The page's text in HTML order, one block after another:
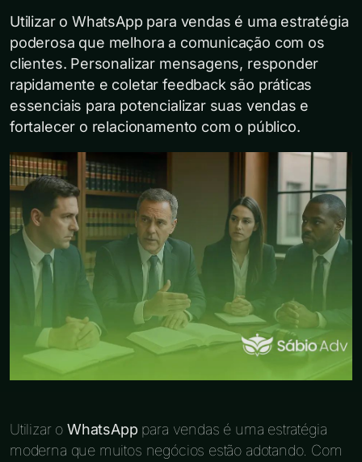
Utilizar o WhatsApp para vendas é uma estratégia
poderosa que melhora a comunicação com os
clientes. Personalizar mensagens, responder
rapidamente e coletar feedback são práticas
essenciais para potencializar suas vendas e
fortalecer o relacionamento com o público.
Utilizar oWhatsApp para vendas é uma estratégia
moderna que muitos negócios estão adotando. Com